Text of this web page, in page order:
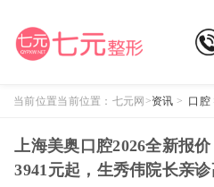
当前位置当前位置： 七元网 >资讯 > 口腔
上海美奥口腔2026全新报
3941元起，生秀伟院长亲